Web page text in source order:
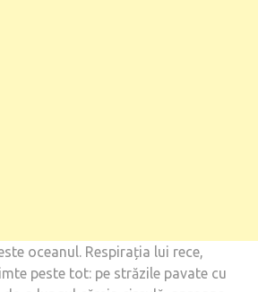
oceanul. Respirația lui rece,
peste tot: pe străzile pavate cu